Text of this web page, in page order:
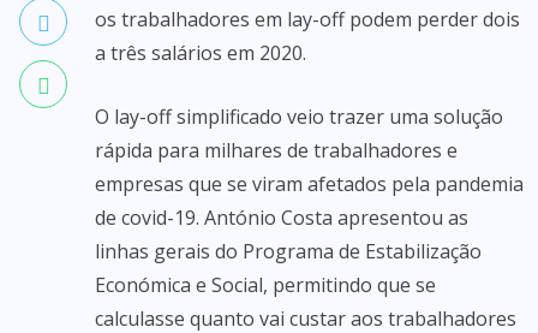
os trabalhadores em lay-off podem perder dois
a três salários em 2020.
O lay-off simplificado veio trazer uma solução
rápida para milhares de trabalhadores e
empresas que se viram afetados pela pandemia
de covid-19. António Costa apresentou as
linhas gerais do Programa de Estabilização
Económica e Social, permitindo que se
calculasse quanto vai custar aos trabalhadores